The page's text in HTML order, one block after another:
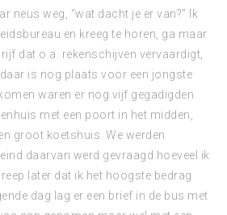
neus weg, “wat dacht je er van?” Ik
en kreeg te horen, ga maar
dat o.a. rekenschijven vervaardigt,
is nog plaats voor een jongste
waren er nog vijf gegadigden.
met een poort in het midden,
groot koetshuis. We werden
daarvan werd gevraagd hoeveel ik
later dat ik het hoogste bedrag
dag lag er een brief in de bus met